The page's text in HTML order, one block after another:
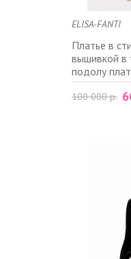
ELISA-FANTI
Платье в
вышивкой в
подолу
100 000 р.